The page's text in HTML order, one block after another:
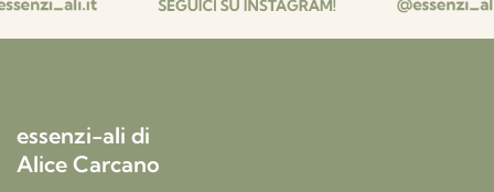
essenzi-ali di
Alice Carcano